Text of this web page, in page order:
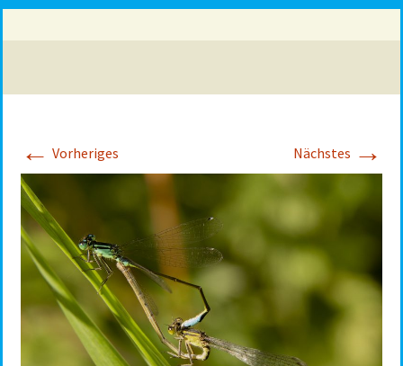
← Vorheriges Nächstes →